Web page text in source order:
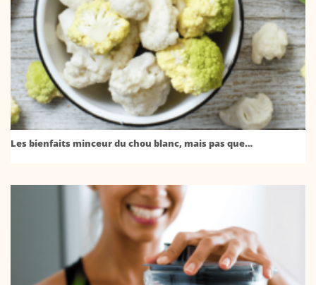
Les bienfaits minceur du chou blanc, mais pas que…